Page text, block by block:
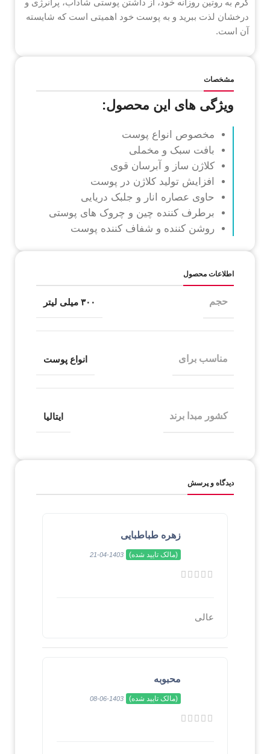
کرم به روتین روزانه خود، از داشتن پوستی شاداب، پرانرژی و
درخشان لذت ببرید و به پوست خود اهمیتی است که شایسته
آن است.
مشخصات
ویژگی های این محصول:
مخصوص انواع پوست
بافت سبک و مخملی
کلاژن ساز و آبرسان قوی
افزایش تولید کلاژن در پوست
حاوی عصاره انار و جلبک دریایی
برطرف کننده چین و چروک های پوستی
روشن کننده و شفاف کننده پوست
اطلاعات محصول
حجم ۳۰۰ میلی لیتر
مناسب برای انواع پوست
کشور مبدا برند ایتالیا
دیدگاه و پرسش
زهره طباطبایی
(مالک تایید شده) 1403-04-21
عالی
محبوبه
(مالک تایید شده) 1403-06-08